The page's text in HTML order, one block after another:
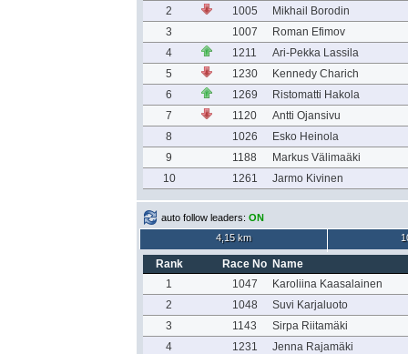
2
1005
Mikhail Borodin
3
1007
Roman Efimov
4
1211
Ari-Pekka Lassila
5
1230
Kennedy Charich
6
1269
Ristomatti Hakola
7
1120
Antti Ojansivu
8
1026
Esko Heinola
9
1188
Markus Välimaäki
10
1261 Jarmo Kivinen
auto follow leaders: ON
4,15 km
Rank Race No Name
1
1047
Karoliina Kaasalainen
2
1048
Suvi Karjaluoto
3
1143
Sirpa Riitamäki
4
1231
Jenna Rajamäki